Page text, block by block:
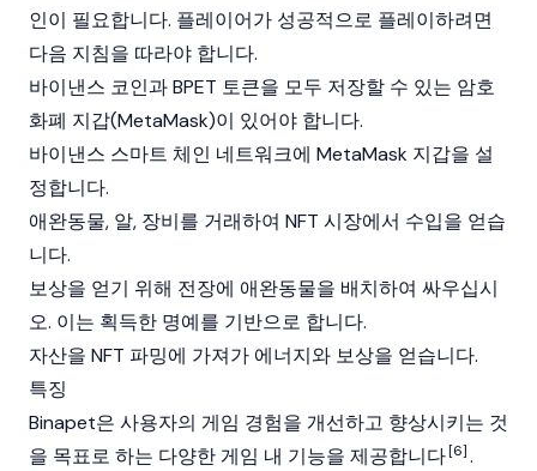
인이 필요합니다. 플레이어가 성공적으로 플레이하려면
다음 지침을 따라야 합니다.
바이낸스 코인과 BPET 토큰을 모두 저장할 수 있는 암호
화폐 지갑(MetaMask)이 있어야 합니다.
바이낸스 스마트 체인 네트워크에 MetaMask 지갑을 설
정합니다.
애완동물, 알, 장비를 거래하여 NFT 시장에서 수입을 얻습
니다.
보상을 얻기 위해 전장에 애완동물을 배치하여 싸우십시
오. 이는 획득한 명예를 기반으로 합니다.
자산을 NFT 파밍에 가져가 에너지와 보상을 얻습니다.
특징
Binapet은 사용자의 게임 경험을 개선하고 향상시키는 것
을 목표로 하는 다양한 게임 내 기능을 제공합니다[6].